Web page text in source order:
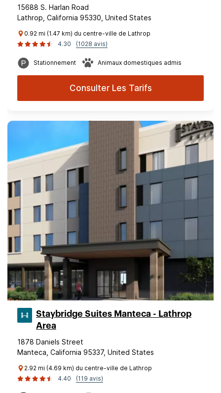
15688 S. Harlan Road
Lathrop, California 95330, United States
0.92 mi (1.47 km) du centre-ville de Lathrop
4.30
(1028 avis)
Stationnement Animaux domestiques admis
Consulter Les Tarifs
Staybridge Suites Manteca - Lathrop
Area
1878 Daniels Street
Manteca, California 95337, United States
2.92 mi (4.69 km) du centre-ville de Lathrop
4.40
(119 avis)